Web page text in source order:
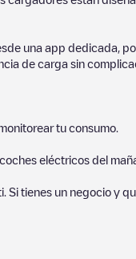
una app dedicada,
de carga sin
tu consumo.
eléctricos del
tienes un negocio y